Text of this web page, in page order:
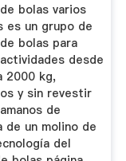
bolas varios
es un grupo de
bolas para
desde
2000 kg,
y sin revestir
de
de un molino de
del